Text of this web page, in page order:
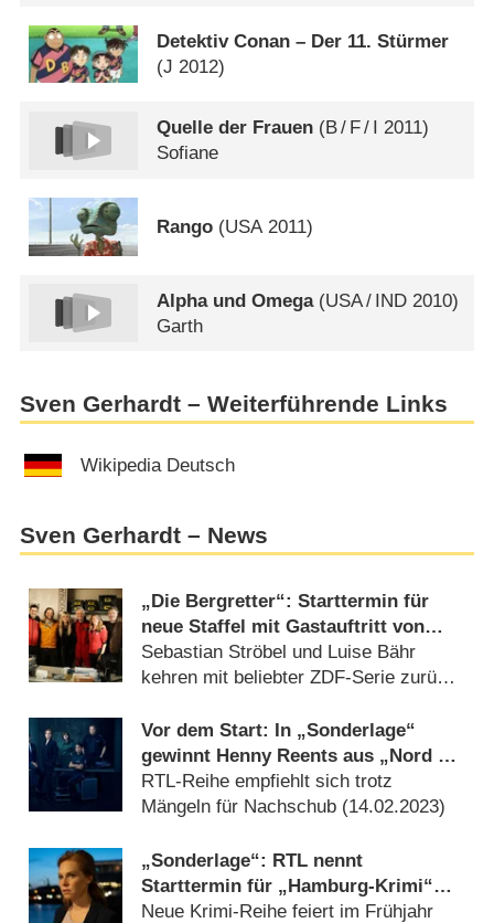
Detektiv Conan – Der 11. Stürmer
(J 2012)
Quelle der Frauen (B/ F/
2011)
Sofiane
Rango (USA2011)
Alpha und Omega(USA/ IND 2010)
Garth
Sven Gerhardt – Weiterführende Links
Wikipedia Deutsch
Sven Gerhardt – News
„Die Bergretter“: Starttermin für
neue Staffel mit Gastauftritt von
Heidi Klum verkündet
Sebastian Ströbel und Luise Bähr
kehren mit beliebter ZDF-Serie zurück
Vor dem Start: In „Sonderlage“
gewinnt Henny Reents aus „Nord bei
Nordwest“ – Review
RTL-Reihe empfiehlt sich trotz
Mängeln für Nachschub (14.02.2023)
„Sonderlage“: RTL nennt
Starttermin für „Hamburg-Krimi“
mit Henny Reents
Neue Krimi-Reihe feiert im Frühjahr